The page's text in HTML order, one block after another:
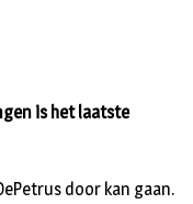
is het laatste
door kan gaan.